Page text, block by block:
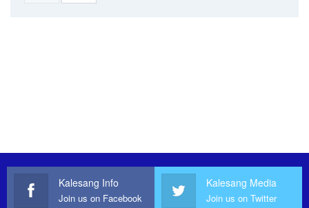
Kalesang Info
Join us on Facebook
Kalesang Media
Join us on Twitter